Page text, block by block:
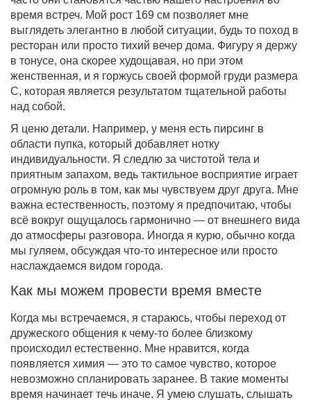
время встреч. Мой рост 169 см позволяет мне
выглядеть элегантно в любой ситуации, будь то поход в
ресторан или просто тихий вечер дома. Фигуру я держу
в тонусе, она скорее худощавая, но при этом
женственная, и я горжусь своей формой груди размера
С, которая является результатом тщательной работы
над собой.
Я ценю детали. Например, у меня есть пирсинг в
области пупка, который добавляет нотку
индивидуальности. Я следлю за чистотой тела и
приятным запахом, ведь тактильное восприятие играет
огромную роль в том, как мы чувствуем друг друга. Мне
важна естественность, поэтому я предпочитаю, чтобы
всё вокруг ощущалось гармонично — от внешнего вида
до атмосферы разговора. Иногда я курю, обычно когда
мы гуляем, обсуждая что-то интересное или просто
наслаждаемся видом города.
Как мы можем провести время вместе
Когда мы встречаемся, я стараюсь, чтобы переход от
дружеского общения к чему-то более близкому
происходил естественно. Мне нравится, когда
появляется химия — это то самое чувство, которое
невозможно спланировать заранее. В такие моменты
время начинает течь иначе. Я умею слушать, слышать